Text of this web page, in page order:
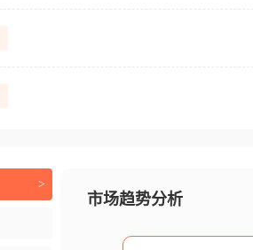
市场趋势分析
>